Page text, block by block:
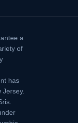
a
of
has
Jersey.